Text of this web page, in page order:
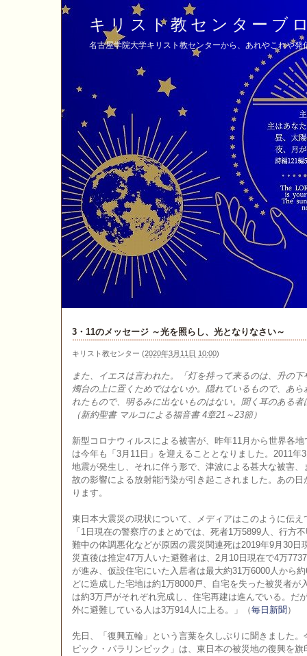
キリスト教センターブ
名古屋学院大学キリスト教センターから、あれやこれや発
3・11のメッセージ ～光を照らし、光となりなさい～
キリスト教センター (2020年3月11日 10:00)
また、イエスは言われた。「灯を持って来るのは、升の
燭台の上に置くためではないか。隠れているもので、あ
れたもので、明るみに出ないものはない。聞く耳のある者
（新約聖書 マルコによる福音書 4章21～23節）
新型コロナウィルスによる被害が、昨年11月から世界各
は今年も「3月11日」を迎えることとなりました。2011年
地震が発生し、それに伴う形で、津波による甚大な被害
故の影響による放射能汚染が引き起こされました。あの
ります。
東日本大震災の現状について、メディアはこのように伝え
「1日現在の警察庁のまとめでは、死者1万5899人、行方
難中の体調悪化などが原因の震災関連死は2019年9月30日
災直後は推定47万人いた避難者は、2月10日現在で4万
が進み、仮設住宅にいた入居者は最大約31万6000人から
どに造成した宅地は約1万8000戸、自宅を失った被災者が
は約3万戸がそれぞれ完成し、住宅再建は進んでいる。だ
外に避難している人は3万914人に上る。」（毎日新聞 ）
先日、「復興五輪」という言葉を久しぶりに聞きました
ピック・パラリンピック」は、東日本の被災地の復興を